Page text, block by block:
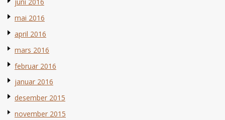
juni 2016
mai 2016
april 2016
mars 2016
februar 2016
januar 2016
desember 2015
november 2015